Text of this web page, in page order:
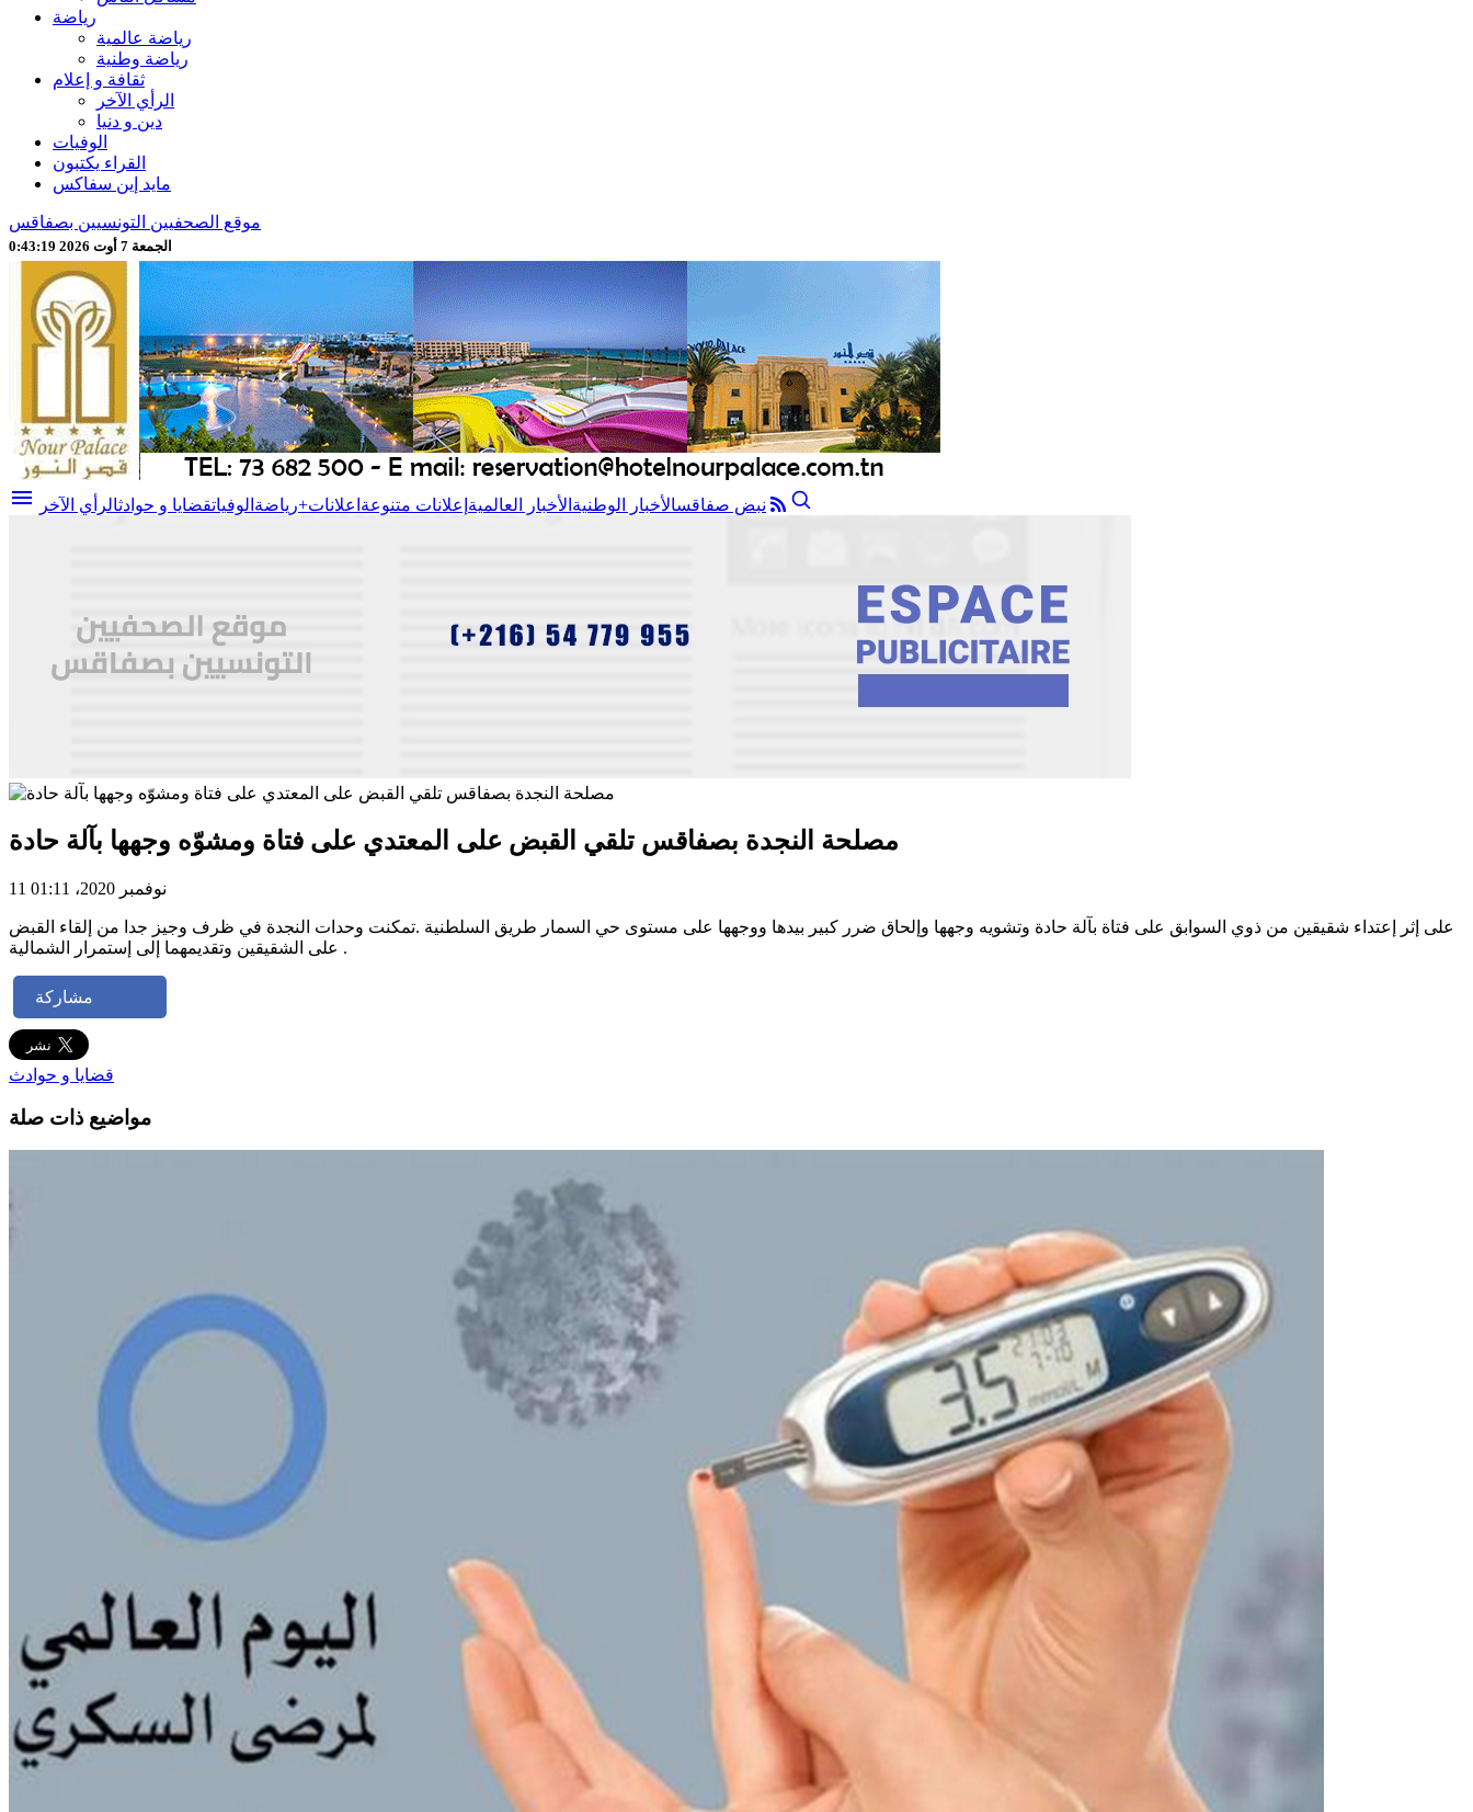
رياضة
رياضة عالمية
رياضة وطنية
ثقافة و إعلام
الرأي الآخر
دين و دنيا
الوفيات
القراء يكتبون
مايد إين سفاكس
موقع الصحفيين التونسيين بصفاقس
الجمعة 7 أوت 2026 0:43:21
menu نبض صفاقسالأخبار الوطنية الأخبار العالمية إعلانات متنوعة اعلانات+رياضة الوفياتقضايا و حوادثالرأي الآخر
مصلحة النجدة بصفاقس تلقي القبض على المعتدي على فتاة ومشوّه وجهها بآلة حادة
11 نوفمبر 2020، 01:11
على إثر إعتداء شقيقين من ذوي السوابق على فتاة بآلة حادة وتشويه وجهها وإلحاق ضرر كبير بيدها ووجهها على مستوى حي السمار طريق السلطنية .تمكنت وحدات النجدة في ظرف وجيز جدا من إلقاء القبض
على الشقيقين وتقديمهما إلى إستمرار الشمالية .
مشاركة
قضايا و حوادث
مواضيع ذات صلة